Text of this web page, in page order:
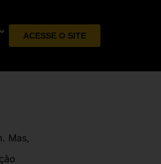
ACESSE O SITE
Mas,